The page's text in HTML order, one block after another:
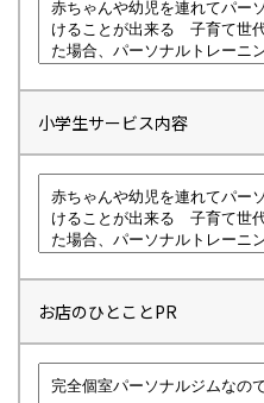
小学生サービス内容
お店のひとことPR